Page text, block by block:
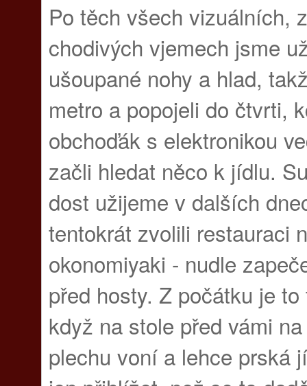
Po těch všech vizuálních,
chodivých vjemech jsme
ušoupané nohy a hlad,
metro a popojeli do čtvrti,
obchoďák s elektronikou
začli hledat něco k jídlu.
dost užijeme v dalších
tentokrát zvolili restauraci
okonomiyaki - nudle
před hosty. Z počátku je
když na stole před vámi
plechu voní a lehce prská